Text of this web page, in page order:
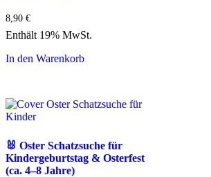
8,90 €
Enthält 19% MwSt.
In den Warenkorb
🐰 Oster Schatzsuche für
Kindergeburtstag & Osterfest
(ca. 4–8 Jahre)